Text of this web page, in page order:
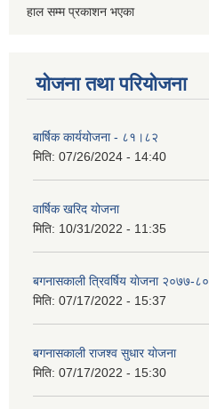
हाल सम्म प्रकाशन भएका
योजना तथा परियोजना
बार्षिक कार्ययोजना - ८१।८२
मिति: 07/26/2024 - 14:40
वार्षिक खरिद योजना
मिति: 10/31/2022 - 11:35
बगनासकाली त्रिवर्षिय याेजना २०७७-८०
मिति: 07/17/2022 - 15:37
बगनासकाली राजश्व सुधार याेजना
मिति: 07/17/2022 - 15:30